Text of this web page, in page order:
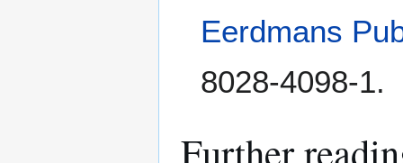
Eerdmans
8028-4098-1.
Further